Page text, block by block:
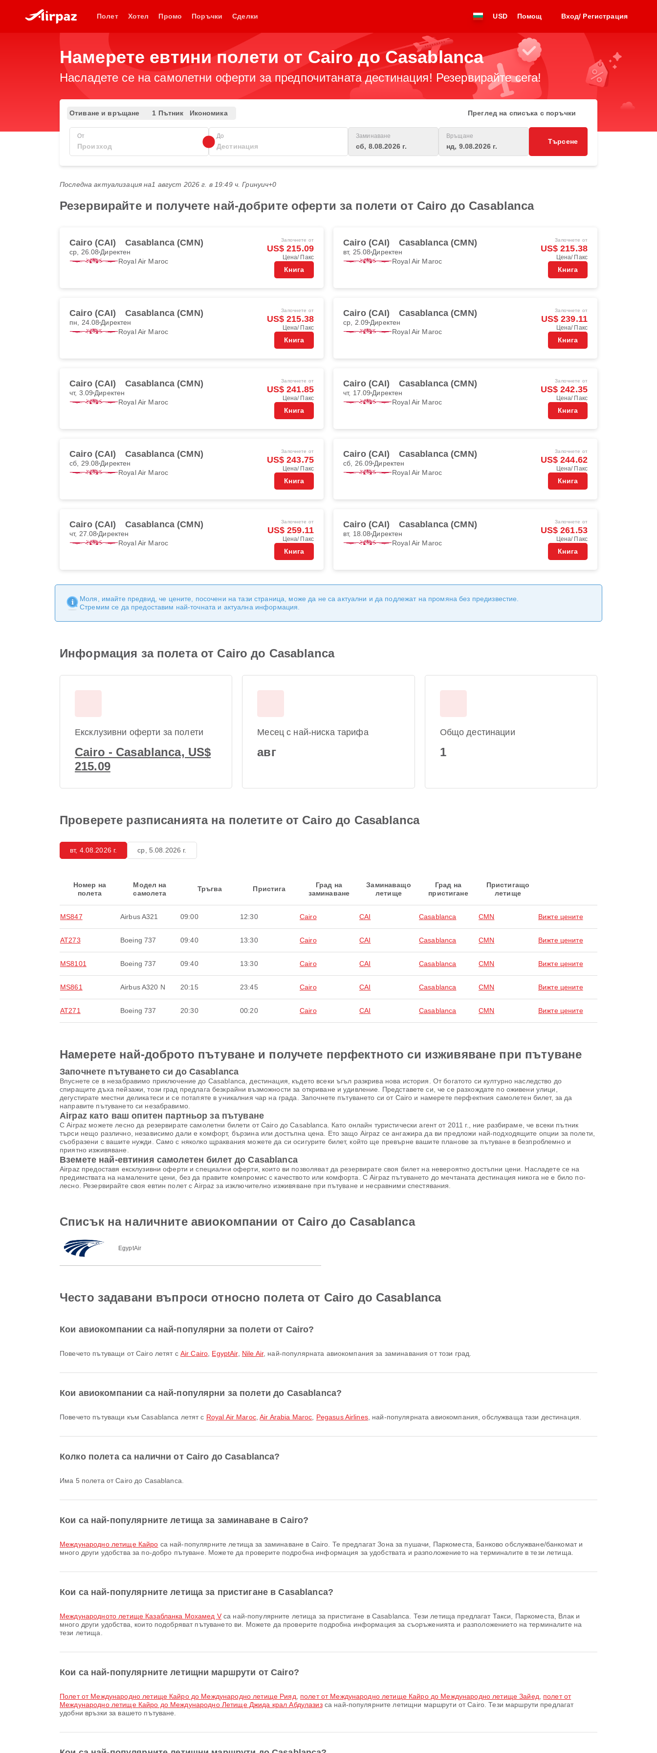
Полет Хотел Промо Поръчки Сделки USD Помощ Вход/ Регистрация
Намерете евтини полети от Cairo до Casablanca
Насладете се на самолетни оферти за предпочитаната дестинация! Резервирайте сега!
Отиване и връщане 1 Пътник Икономика Преглед на списъка с поръчки
От До Заминаване
сб, 8.08.2026 г.
Връщане
нд, 9.08.2026 г.
Търсене
Последна актуализация на1 август 2026 г. в 19:49 ч. Гринуич+0
Резервирайте и получете най-добрите оферти за полети от Cairo до Casablanca
Cairo (CAI) Casablanca (CMN)
ср, 26.08 Директен
Royal Air Maroc
Започнете от
US$ 215.09
Цена/ Пакс
Книга
Cairo (CAI) Casablanca (CMN)
вт, 25.08 Директен
Royal Air Maroc
Започнете от
US$ 215.38
Цена/ Пакс
Книга
Cairo (CAI) Casablanca (CMN)
пн, 24.08 Директен
Royal Air Maroc
Започнете от
US$ 215.38
Цена/ Пакс
Книга
Cairo (CAI) Casablanca (CMN)
ср, 2.09 Директен
Royal Air Maroc
Започнете от
US$ 239.11
Цена/ Пакс
Книга
Cairo (CAI) Casablanca (CMN)
чт, 3.09 Директен
Royal Air Maroc
Започнете от
US$ 241.85
Цена/ Пакс
Книга
Cairo (CAI) Casablanca (CMN)
чт, 17.09 Директен
Royal Air Maroc
Започнете от
US$ 242.35
Цена/ Пакс
Книга
Cairo (CAI) Casablanca (CMN)
сб, 29.08 Директен
Royal Air Maroc
Започнете от
US$ 243.75
Цена/ Пакс
Книга
Cairo (CAI) Casablanca (CMN)
сб, 26.09 Директен
Royal Air Maroc
Започнете от
US$ 244.62
Цена/ Пакс
Книга
Cairo (CAI) Casablanca (CMN)
чт, 27.08 Директен
Royal Air Maroc
Започнете от
US$ 259.11
Цена/ Пакс
Книга
Cairo (CAI) Casablanca (CMN)
вт, 18.08 Директен
Royal Air Maroc
Започнете от
US$ 261.53
Цена/ Пакс
Книга
Моля, имайте предвид, че цените, посочени на тази страница, може да не са актуални и да подлежат на промяна без предизвестие.
Стремим се да предоставим най-точната и актуална информация.
Информация за полета от Cairo до Casablanca
Ексклузивни оферти за полети
Cairo - Casablanca, US$
215.09
Месец с най-ниска тарифа
авг
Общо дестинации
1
Проверете разписанията на полетите от Cairo до Casablanca
вт, 4.08.2026 г. ср, 5.08.2026 г.
Номер на
полета
Модел на
самолета
Тръгва Пристига
Град на
заминаване
Заминаващо
летище
Град на
пристигане
Пристигащо
летище
MS847 Airbus A321 09:00 12:30 Cairo CAI Casablanca CMN Вижте цените
AT273 Boeing 737 09:40 13:30 Cairo CAI Casablanca CMN Вижте цените
MS8101 Boeing 737 09:40 13:30 Cairo CAI Casablanca CMN Вижте цените
MS861 Airbus A320 N 20:15 23:45 Cairo CAI Casablanca CMN Вижте цените
AT271 Boeing 737 20:30 00:20 Cairo CAI Casablanca CMN Вижте цените
Намерете най-доброто пътуване и получете перфектното си изживяване при пътуване
Започнете пътуването си до Casablanca
Впуснете се в незабравимо приключение до Casablanca, дестинация, където всеки ъгъл разкрива нова история. От богатото си културно наследство до
спиращите дъха пейзажи, този град предлага безкрайни възможности за откриване и удивление. Представете си, че се разхождате по оживени улици,
дегустирате местни деликатеси и се потапяте в уникалния чар на града. Започнете пътуването си от Cairo и намерете перфектния самолетен билет, за да
направите пътуването си незабравимо.
Airpaz като ваш опитен партньор за пътуване
С Airpaz можете лесно да резервирате самолетни билети от Cairo до Casablanca. Като онлайн туристически агент от 2011 г., ние разбираме, че всеки пътник
търси нещо различно, независимо дали е комфорт, бързина или достъпна цена. Ето защо Airpaz се ангажира да ви предложи най-подходящите опции за полети,
съобразени с вашите нужди. Само с няколко щраквания можете да си осигурите билет, който ще превърне вашите планове за пътуване в безпроблемно и
приятно изживяване.
Вземете най-евтиния самолетен билет до Casablanca
Airpaz предоставя ексклузивни оферти и специални оферти, които ви позволяват да резервирате своя билет на невероятно достъпни цени. Насладете се на
предимствата на намалените цени, без да правите компромис с качеството или комфорта. С Airpaz пътуването до мечтаната дестинация никога не е било по-
лесно. Резервирайте своя евтин полет с Airpaz за изключително изживяване при пътуване и несравними спестявания.
Списък на наличните авиокомпании от Cairo до Casablanca
EgyptAir
Често задавани въпроси относно полета от Cairo до Casablanca
Кои авиокомпании са най-популярни за полети от Cairo?
Повечето пътуващи от Cairo летят с Air Cairo EgyptAir, Nile Air, най-популярната авиокомпания за заминавания от този град.
Кои авиокомпании са най-популярни за полети до Casablanca?
Повечето пътуващи към Casablanca летят с Royal Air Maroc,Air Arabia Maroc Pegasus Airlines, най-популярната авиокомпания, обслужваща тази дестинация.
Колко полета са налични от Cairo до Casablanca?
Има 5 полета от Cairo до Casablanca.
Кои са най-популярните летища за заминаване в Cairo?
Международно летище Кайро са най-популярните летища за заминаване в Cairo. Те предлагат Зона за пушачи, Паркоместа, Банково обслужване/банкомат и
много други удобства за по-добро пътуване. Можете да проверите подробна информация за удобствата и разположението на терминалите в тези летища.
Кои са най-популярните летища за пристигане в Casablanca?
международното летище Казабланка Мохамед Vса най-популярните летища за пристигане в Casablanca. Тези летища предлагат Такси, Паркоместа, Влак и
много други удобства, които подобряват пътуването ви. Можете да проверите подробна информация за съоръженията и разположението на терминалите на
тези летища.
Кои са най-популярните летищни маршрути от Cairo?
полет от Международно летище Кайро до Международно летище Рияд полет от Международно летище Кайро до Международно летище Зайед
полет от
Международно летище Кайро до Международно Летище Джида крал Абдулазизса най-популярните летищни маршрути от Cairo. Тези маршрути предлагат
удобни връзки за вашето пътуване.